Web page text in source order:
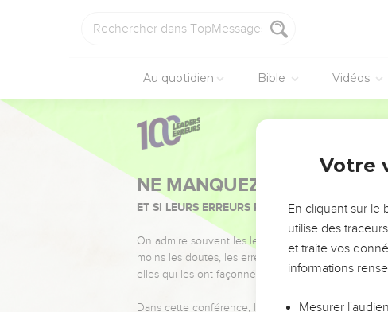
Au quotidien Bible Vidéos
NE MANQUEZ PAS
ET SI LEURS ERREURS POUVAIENT VOUS
On admire souvent les leaders pour leurs
moins les doutes, les erreurs et les saisons
elles qui les ont façonnés.
Dans cette conférence, leaders, entrepreneurs, et
Votre
En cliquant sur le
utilise des
et traite vos
informations
Mesurer